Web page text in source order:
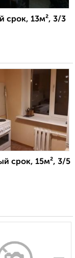
срок, 13м², 3/3
срок, 15м², 3/5